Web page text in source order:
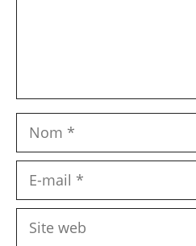
Nom
Site